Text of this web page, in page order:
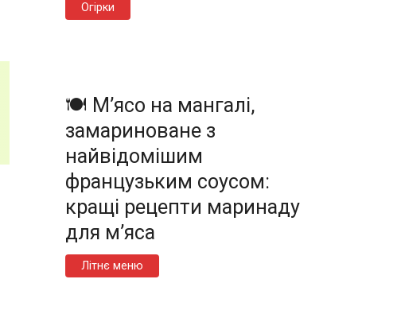
Огірки
🍽️ М’ясо на мангалі,
замариноване з
найвідомішим
французьким соусом:
кращі рецепти маринаду
для м’яса
Літнє меню